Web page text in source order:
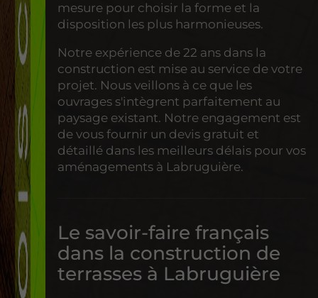
mesure pour choisir la forme et la
disposition les plus harmonieuses.
Notre expérience de 22 ans dans la
construction est mise au service de votre
projet. Nous veillons à ce que les
ouvrages s'intègrent parfaitement au
paysage existant. Notre engagement est
de vous fournir un devis gratuit et
détaillé dans les meilleurs délais pour vos
aménagements à Labruguière.
Le savoir-faire français
dans la construction de
terrasses à Labruguière